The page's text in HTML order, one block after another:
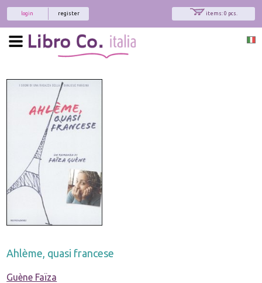
items: 0 pcs.
register
login
Ahlème, quasi francese
Guène Faïza